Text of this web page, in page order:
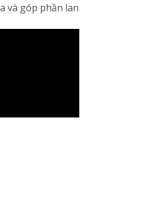
và góp phần lan